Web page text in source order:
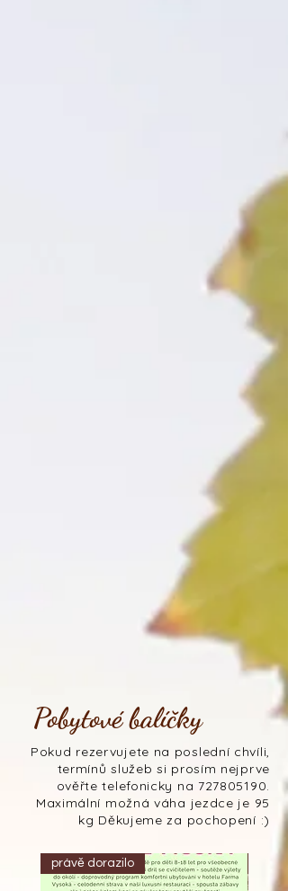
Pobytové balíčky
Pokud rezervujete na poslední chvíli,
termínů služeb si prosím nejprve
ověřte telefonicky na 727805190.
Maximální možná váha jezdce je 95
kg Děkujeme za pochopení :)
právě dorazilo